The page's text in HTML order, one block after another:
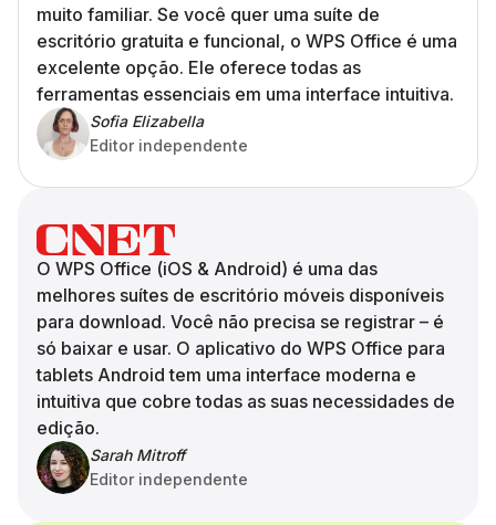
muito familiar. Se você quer uma suíte de
escritório gratuita e funcional, o WPS Office é uma
excelente opção. Ele oferece todas as
ferramentas essenciais em uma interface intuitiva.
Sofia Elizabella
Editor independente
O WPS Office (iOS & Android) é uma das
melhores suítes de escritório móveis disponíveis
para download. Você não precisa se registrar – é
só baixar e usar. O aplicativo do WPS Office para
tablets Android tem uma interface moderna e
intuitiva que cobre todas as suas necessidades de
edição.
Sarah Mitroff
Editor independente